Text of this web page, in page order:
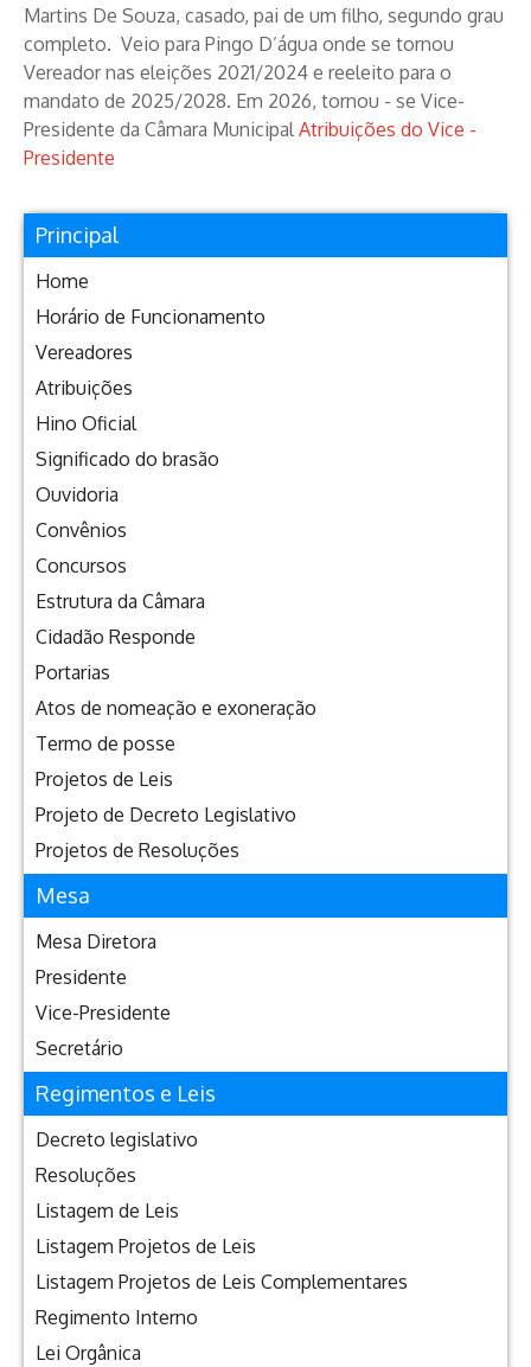
Martins De Souza, casado, pai de um filho, segundo grau
completo. Veio para Pingo D’água onde se tornou
Vereador nas eleições 2021/2024 e reeleito para o
mandato de 2025/2028. Em 2026, tornou - se Vice-
Presidente da Câmara MunicipalAtribuições do Vice -
Presidente
Principal
Home
Horário de Funcionamento
Vereadores
Atribuições
Hino Oficial
Significado do brasão
Ouvidoria
Convênios
Concursos
Estrutura da Câmara
Cidadão Responde
Portarias
Atos de nomeação e exoneração
Termo de posse
Projetos de Leis
Projeto de Decreto Legislativo
Projetos de Resoluções
Mesa
Mesa Diretora
Presidente
Vice-Presidente
Secretário
Regimentos e Leis
Decreto legislativo
Resoluções
Listagem de Leis
Listagem Projetos de Leis
Listagem Projetos de Leis Complementares
Regimento Interno
Lei Orgânica